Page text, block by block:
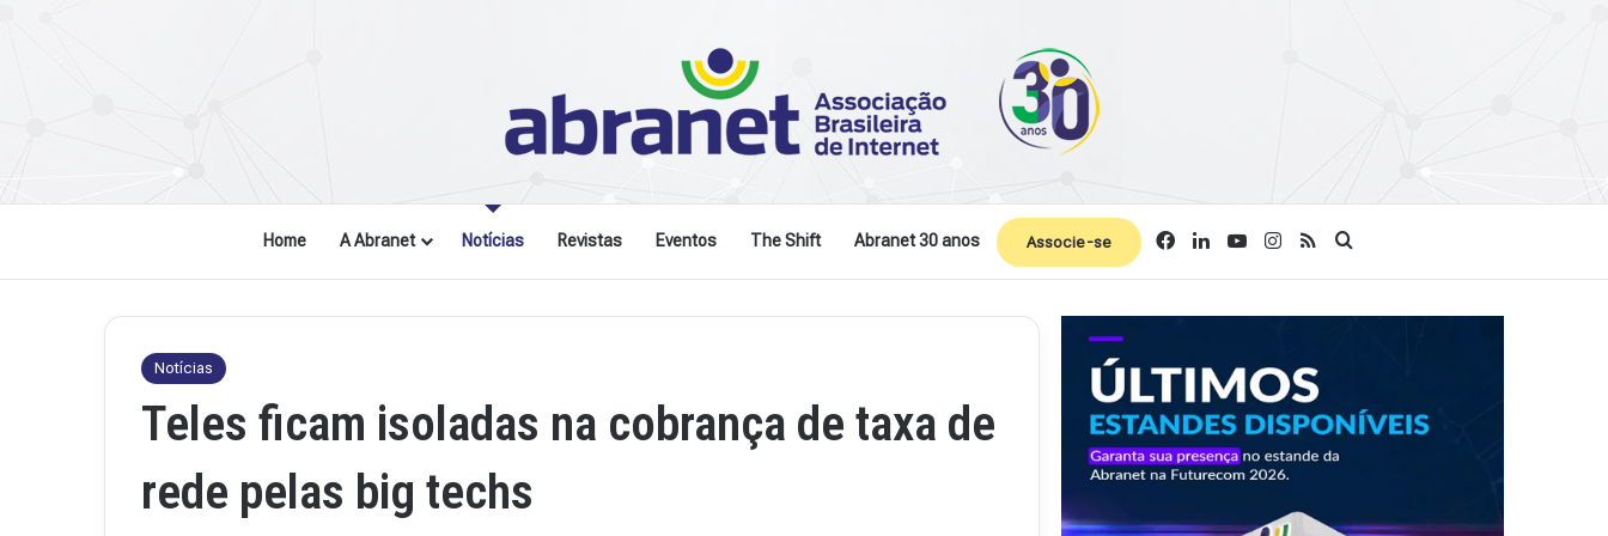
Home A Abranet Notícias Revistas Eventos The Shift Abranet 30 anos Associe-se FacebookLinkedinYouTubeInstagram
RSS
Notícias
Teles ficam isoladas na cobrança de taxa de
rede pelas big techs